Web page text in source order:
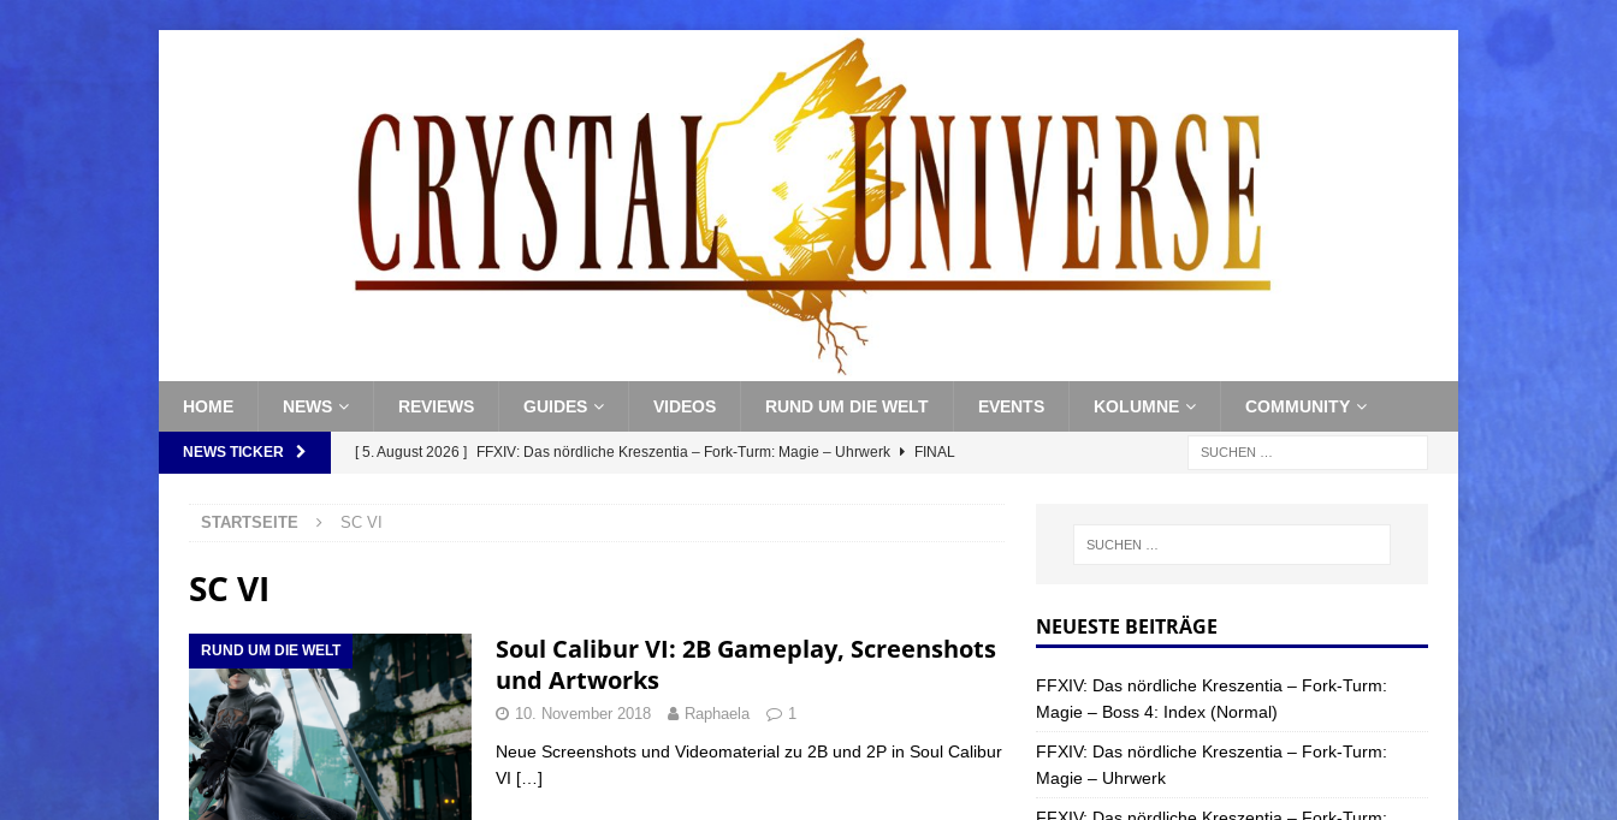
HOME NEWS REVIEWS GUIDES VIDEOS RUND UM DIE WELT EVENTS KOLUMNE COMMUNITY
NEWS TICKER [ 5. August 2026 ] FFXIV: Das nördliche Kreszentia – Fork-Turm: Magie – Uhrwerk FINAL
FANTASY
[ 5. August 2026 ]
(Normal) FINAL FANTASY
[ 5. August 2026 ] FFXIV: Das nördliche Kreszentia – Fork-Turm: Magie – Boss 4: Index (Normal)
STARTSEITE SC VI
SC VI
RUND UM DIE WELT
Soul Calibur VI: 2B Gameplay, Screenshots
und Artworks
10. November 2018 Raphaela 1
Neue Screenshots und Videomaterial zu 2B und 2P in Soul Calibur
VI […]
NEUESTE BEITRÄGE
FFXIV: Das nördliche Kreszentia – Fork-Turm:
Magie – Boss 4: Index (Normal)
FFXIV: Das nördliche Kreszentia – Fork-Turm:
Magie – Uhrwerk